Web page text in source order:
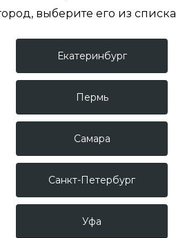
выберите его из списка
Екатеринбург
Пермь
Самара
Уфа
Санкт-Петербург